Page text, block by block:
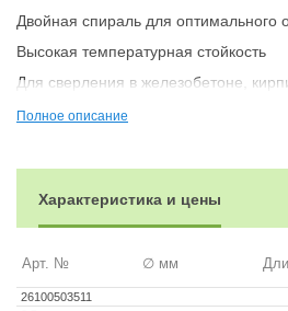
Двойная спираль для оптимального
Высокая температурная стойкость
Для сверления в железобетоне,
Полное описание
Характеристика и цены
Арт. № ∅ мм
26100503511